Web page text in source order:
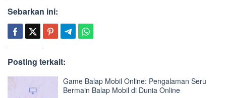
Sebarkan ini:
Posting terkait:
Game Balap Mobil Online: Pengalaman Seru
Bermain Balap Mobil di Dunia Online